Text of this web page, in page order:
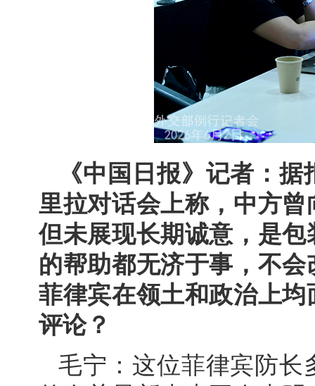
《中国日报》记者：
里拉对话会上称，中方
但未展现长期诚意，是
的帮助都无济于事，不
菲律宾在领土和政治上
评论？
毛宁：这位菲律宾防长